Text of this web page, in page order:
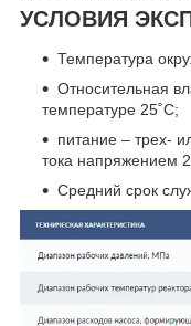
УСЛОВИЯ
Температура
Относительная
температуре 25˚С;
питание – трех-
тока напряжением
Средний срок